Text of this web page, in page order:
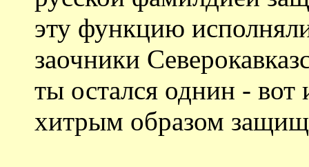
эту функцию
заочники
ты остался однин -
хитрым образом